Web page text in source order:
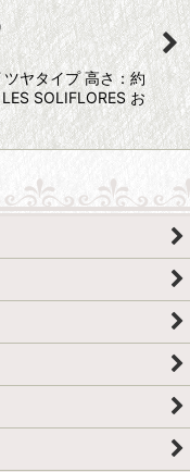
ヤタイプ 高さ：約
SOLIFLORES お